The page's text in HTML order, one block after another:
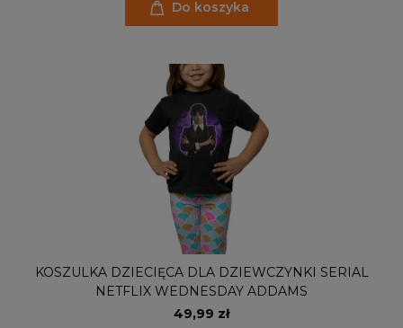
Do koszyka
KOSZULKA DZIECIĘCA DLA DZIEWCZYNKI SERIAL
NETFLIX WEDNESDAY ADDAMS
49,99 zł